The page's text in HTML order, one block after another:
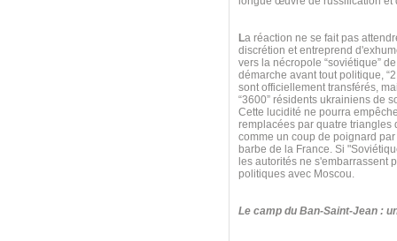
La réaction ne se fait pas
discrétion et entreprend
vers la nécropole “soviétique”
démarche avant tout politique,
sont officiellement transférés,
“3600” résidents ukrainiens de
Cette lucidité ne pourra
remplacées par quatre
comme un coup de poignard
barbe de la France. Si
les autorités ne s'embarrassent
politiques avec Moscou.
Le camp du Ban-Saint-Jean :